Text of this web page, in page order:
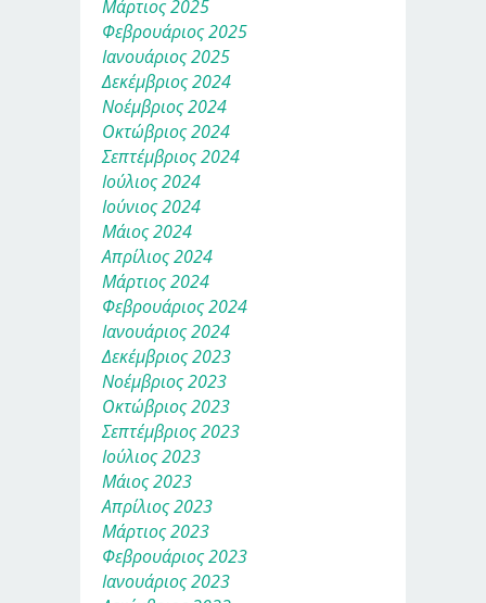
Μάρτιος 2025
Φεβρουάριος 2025
Ιανουάριος 2025
Δεκέμβριος 2024
Νοέμβριος 2024
Οκτώβριος 2024
Σεπτέμβριος 2024
Ιούλιος 2024
Ιούνιος 2024
Μάιος 2024
Απρίλιος 2024
Μάρτιος 2024
Φεβρουάριος 2024
Ιανουάριος 2024
Δεκέμβριος 2023
Νοέμβριος 2023
Οκτώβριος 2023
Σεπτέμβριος 2023
Ιούλιος 2023
Μάιος 2023
Απρίλιος 2023
Μάρτιος 2023
Φεβρουάριος 2023
Ιανουάριος 2023